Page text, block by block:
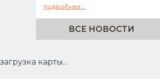
подробнее...
ВСЕ НОВОСТИ
загрузка карты...